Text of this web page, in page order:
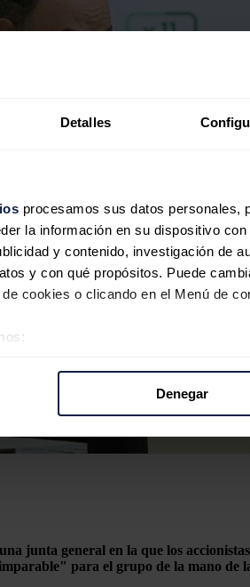
Detalles
procesamos sus datos personales,
la información en su dispositivo
y contenido, investigación de
y con qué propósitos. Puede
cookies o clicando en el Menú de
usan para personalizar el contenido
Denegar
junta general en la que los
para el grupo de la mano de